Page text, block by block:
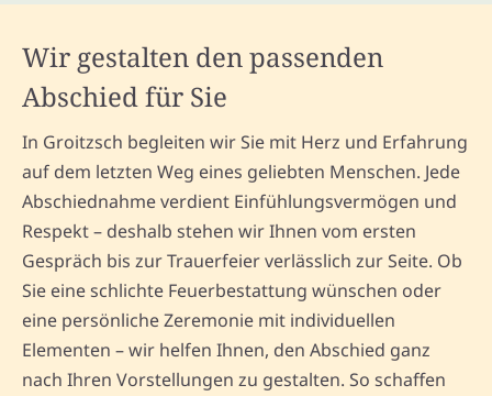
Wir gestalten den passenden
Abschied für Sie
In Groitzsch begleiten wir Sie mit Herz und Erfahrung
auf dem letzten Weg eines geliebten Menschen. Jede
Abschiednahme verdient Einfühlungsvermögen und
Respekt – deshalb stehen wir Ihnen vom ersten
Gespräch bis zur Trauerfeier verlässlich zur Seite. Ob
Sie eine schlichte Feuerbestattung wünschen oder
eine persönliche Zeremonie mit individuellen
Elementen – wir helfen Ihnen, den Abschied ganz
nach Ihren Vorstellungen zu gestalten. So schaffen